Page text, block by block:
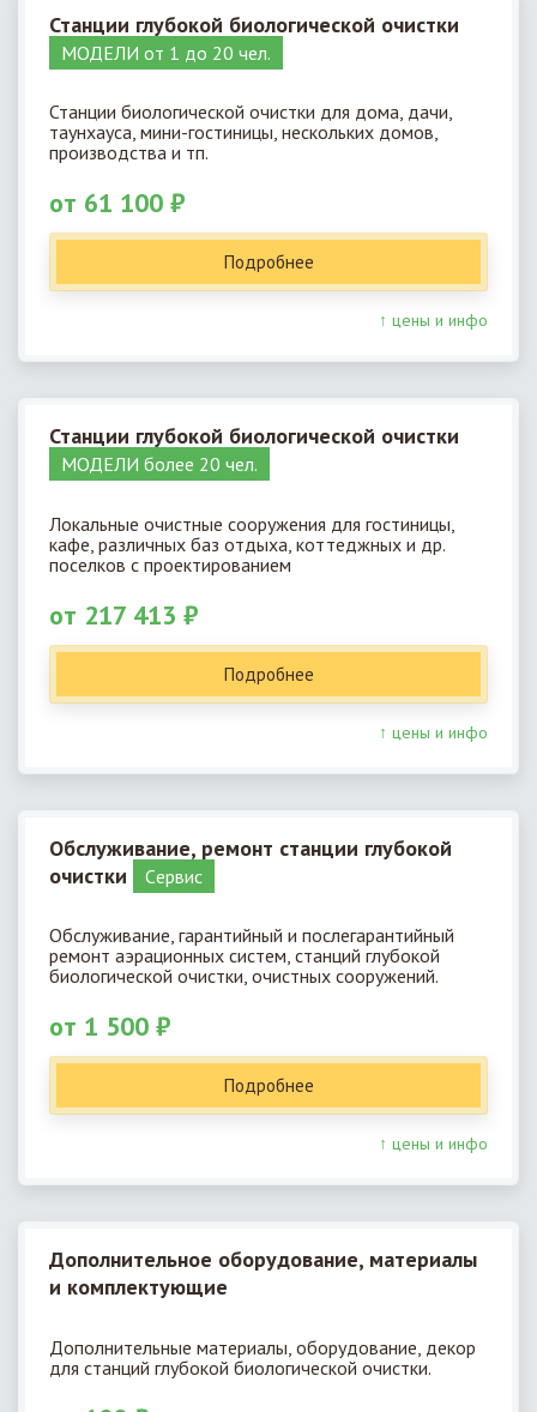
Станции глубокой биологической очистки
МОДЕЛИ от 1 до 20 чел.
Станции биологической очистки для дома, дачи,
таунхауса, мини-гостиницы, нескольких домов,
производства и тп.
от 61 100 ₽
Подробнее
↑ цены и инфо
Станции глубокой биологической очистки
МОДЕЛИ более 20 чел.
Локальные очистные сооружения для гостиницы,
кафе, различных баз отдыха, коттеджных и др.
поселков с проектированием
от 217 413 ₽
Подробнее
↑ цены и инфо
Обслуживание, ремонт станции глубокой
очистки
Cервис
Обслуживание, гарантийный и послегарантийный
ремонт аэрационных систем, станций глубокой
биологической очистки, очистных сооружений.
от 1 500 ₽
Подробнее
↑ цены и инфо
Дополнительное оборудование, материалы
и комплектующие
Дополнительные материалы, оборудование, декор
для станций глубокой биологической очистки.